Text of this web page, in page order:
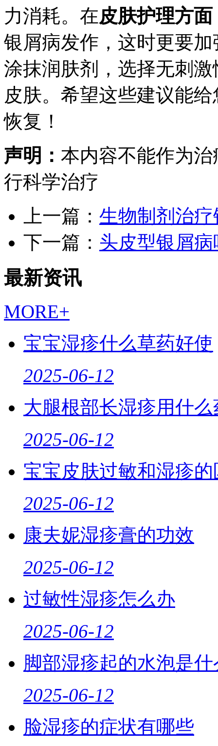
力消耗。在皮肤护理方面
银屑病发作，这时更要
涂抹润肤剂，选择无刺
皮肤。希望这些建议能
恢复！
声明： 本内容不能作为
行科学治疗
上一篇： 生物制剂治
下一篇： 头皮型银屑
最新资讯
MORE+
宝宝湿疹什么草药好使
2025-06-12
大腿根部长湿疹用什么
2025-06-12
宝宝皮肤过敏和湿疹的
2025-06-12
康夫妮湿疹膏的功效
2025-06-12
过敏性湿疹怎么办
2025-06-12
脚部湿疹起的水泡是
2025-06-12
脸湿疹的症状有哪些